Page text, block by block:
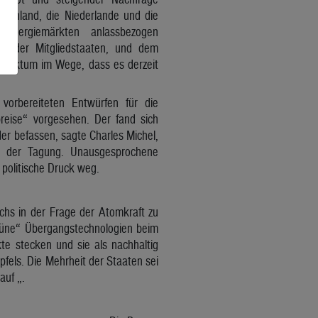
die Niederlande und die
anlassbezogen
der Mitgliedstaaten, und dem
im Wege, dass es derzeit
Entwürfen für die
vorgesehen. Der fand sich
befassen, sagte Charles Michel,
Tagung. Unausgesprochene
Druck weg.
in der Frage der Atomkraft zu
Übergangstechnologien beim
stecken und sie als nachhaltig
Die Mehrheit der Staaten sei
„.